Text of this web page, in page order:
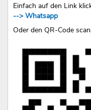
Einfach auf den Link
--> Whatsapp
Oder den QR-Code